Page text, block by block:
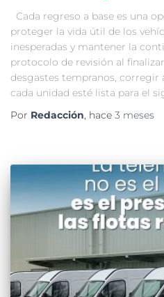
Cada regreso a base es una
proteger la vida útil de los
inesperadas y mantener la
protocolo de revisión al
desgastes tempranos, corregir
cada unidad esté lista para el
Por Redacción, hace 3 meses